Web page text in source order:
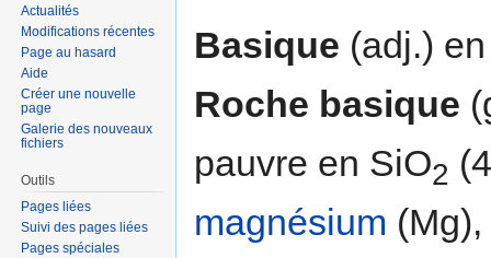
Basique (adj.)
Roche basique
pauvre en SiO2
magnésium (Mg),
Actualités
Modifications récentes
Page au hasard
Aide
Créer une nouvelle
page
Galerie des nouveaux
fichiers
Outils
Pages liées
Suivi des pages liées
Pages spéciales